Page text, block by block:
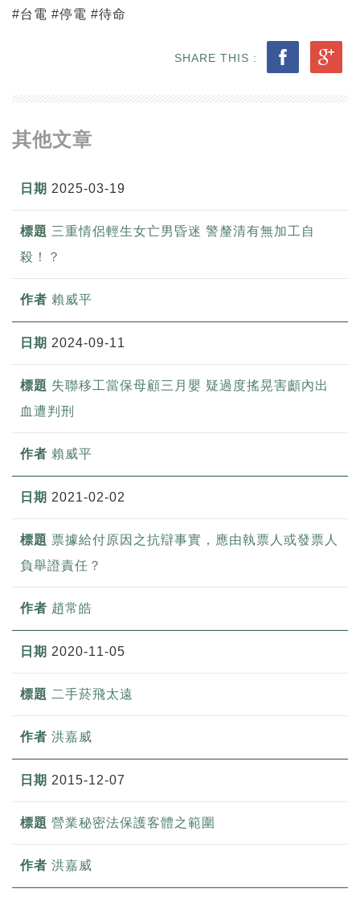
#台電 #停電 #待命
SHARE THIS :
其他文章
2025-03-19
三重情侶輕生女亡男昏迷 警釐清有無加工自
殺！？
賴威平
2024-09-11
失聯移工當保母顧三月嬰 疑過度搖晃害顱內出
血遭判刑
賴威平
2021-02-02
票據給付原因之抗辯事實，應由執票人或發票人
負舉證責任？
趙常皓
2020-11-05
二手菸飛太遠
洪嘉威
2015-12-07
營業秘密法保護客體之範圍
洪嘉威